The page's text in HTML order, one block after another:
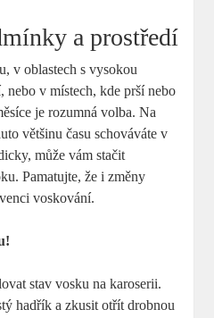
a prostředí
v oblastech s vysokou
nebo v místech, kde prší nebo
je rozumná volba. Na
většinu času schováváte v
může vám stačit
Pamatujte, že i změny
voskování.
stav vosku na karoserii.
hadřík a zkusit otřít drobnou